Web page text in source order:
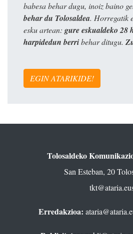
babesa behar dugu, inoiz baino
behar du Tolosaldea. Horregatik
esku artean: gure eskualdeko 28
harpidedun berribehar ditugu.
EGIN ATARIKIDE!
Tolosaldeko
San Esteban, 20
Erredakzioa: